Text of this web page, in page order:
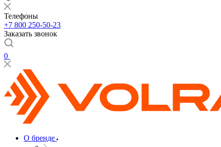
Телефоны
+7 800 250-50-23
Заказать звонок
0
О бренде